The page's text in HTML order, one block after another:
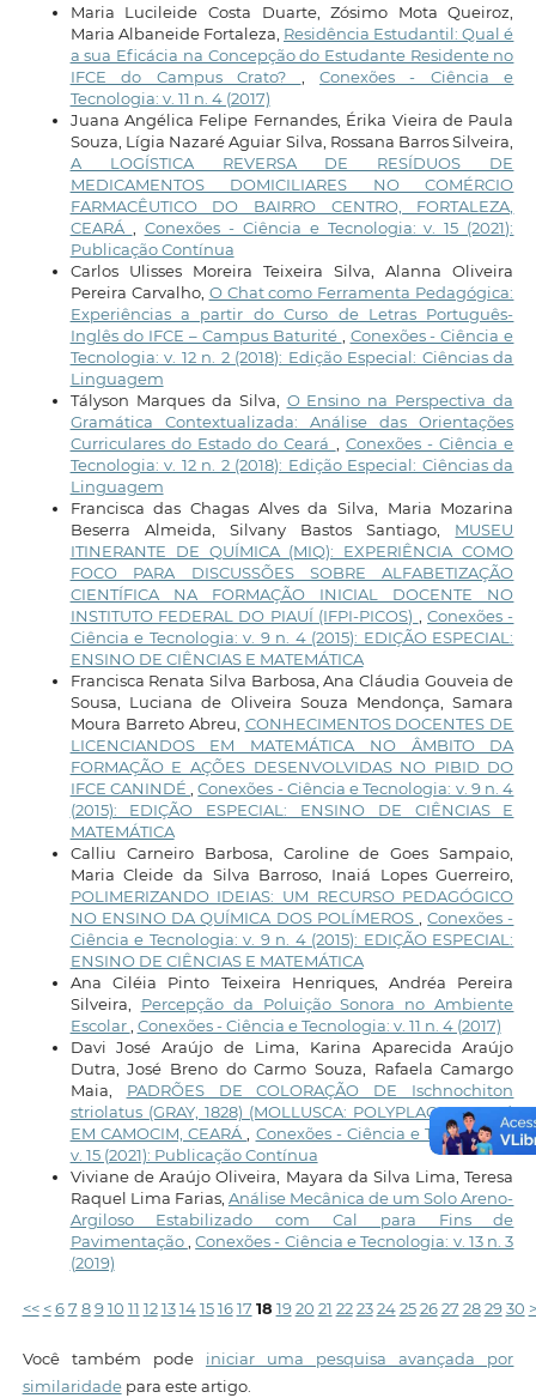
Maria Lucileide Costa Duarte, Zósimo Mota Queiroz,
Maria Albaneide Fortaleza, Residência Estudantil: Qual é
a sua Eficácia na Concepção do Estudante Residente no
IFCE do Campus Crato?
Conexões - Ciência e
Tecnologia: v. 11 n. 4 (2017)
Juana Angélica Felipe Fernandes, Érika Vieira de Paula
Souza, Lígia Nazaré Aguiar Silva, Rossana Barros Silveira,
A LOGÍSTICA REVERSA DE RESÍDUOS DE
MEDICAMENTOS DOMICILIARES NO COMÉRCIO
FARMACÊUTICO DO BAIRRO CENTRO, FORTALEZA,
CEARÁ
Conexões - Ciência e Tecnologia: v. 15 (2021):
Publicação Contínua
Carlos Ulisses Moreira Teixeira Silva, Alanna Oliveira
Pereira Carvalho, O Chat como Ferramenta Pedagógica:
Experiências a partir do Curso de Letras Português-
Inglês do IFCE – Campus Baturité
Conexões - Ciência e
Tecnologia: v. 12 n. 2 (2018): Edição Especial: Ciências da
Linguagem
Tályson Marques da Silva, O Ensino na Perspectiva da
Gramática Contextualizada: Análise das Orientações
Curriculares do Estado do Ceará
Conexões - Ciência e
Tecnologia: v. 12 n. 2 (2018): Edição Especial: Ciências da
Linguagem
Francisca das Chagas Alves da Silva, Maria Mozarina
Beserra Almeida, Silvany Bastos Santiago, MUSEU
ITINERANTE DE QUÍMICA (MIQ): EXPERIÊNCIA COMO
FOCO PARA DISCUSSÕES SOBRE ALFABETIZAÇÃO
CIENTÍFICA NA FORMAÇÃO INICIAL DOCENTE NO
INSTITUTO FEDERAL DO PIAUÍ (IFPI-PICOS)
,Conexões -
Ciência e Tecnologia: v. 9 n. 4 (2015): EDIÇÃO ESPECIAL:
ENSINO DE CIÊNCIAS E MATEMÁTICA
Francisca Renata Silva Barbosa, Ana Cláudia Gouveia de
Sousa, Luciana de Oliveira Souza Mendonça, Samara
Moura Barreto Abreu, CONHECIMENTOS DOCENTES DE
LICENCIANDOS EM MATEMÁTICA NO ÂMBITO DA
FORMAÇÃO E AÇÕES DESENVOLVIDAS NO PIBID DO
IFCE CANINDÉ
,Conexões - Ciência e Tecnologia: v. 9 n. 4
(2015): EDIÇÃO ESPECIAL: ENSINO DE CIÊNCIAS E
MATEMÁTICA
Calliu Carneiro Barbosa, Caroline de Goes Sampaio,
Maria Cleide da Silva Barroso, Inaiá Lopes Guerreiro,
POLIMERIZANDO IDEIAS: UM RECURSO PEDAGÓGICO
NO ENSINO DA QUÍMICA DOS POLÍMEROS
,Conexões -
Ciência e Tecnologia: v. 9 n. 4 (2015): EDIÇÃO ESPECIAL:
ENSINO DE CIÊNCIAS E MATEMÁTICA
Ana Ciléia Pinto Teixeira Henriques, Andréa Pereira
Silveira, Percepção da Poluição Sonora no Ambiente
Escolar Conexões - Ciência e Tecnologia: v. 11 n. 4 (2017)
Davi José Araújo de Lima, Karina Aparecida Araújo
Dutra, José Breno do Carmo Souza, Rafaela Camargo
Maia, PADRÕES DE COLORAÇÃO DE Ischnochiton
striolatus (GRAY, 1828) (MOLLUSCA: POLYPLACOPHORA)
EM CAMOCIM, CEARÁ
Conexões - Ciência e Tecnologia:
v. 15 (2021): Publicação Contínua
Viviane de Araújo Oliveira, Mayara da Silva Lima, Teresa
Raquel Lima Farias, Análise Mecânica de um Solo Areno-
Argiloso Estabilizado com Cal para Fins de
Pavimentação ,Conexões - Ciência e Tecnologia: v. 13 n. 3
(2019)
<< < 6 7 8 9 10 11 12 13 14 15 16 17 18 19 20 21 22 23 24 25 26 27 28 29 30 >
Você também pode iniciar uma pesquisa avançada por
similaridadepara este artigo.